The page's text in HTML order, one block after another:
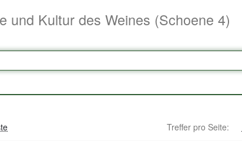
und Kultur des Weines (Schoene 4)
Treffer pro Seite: